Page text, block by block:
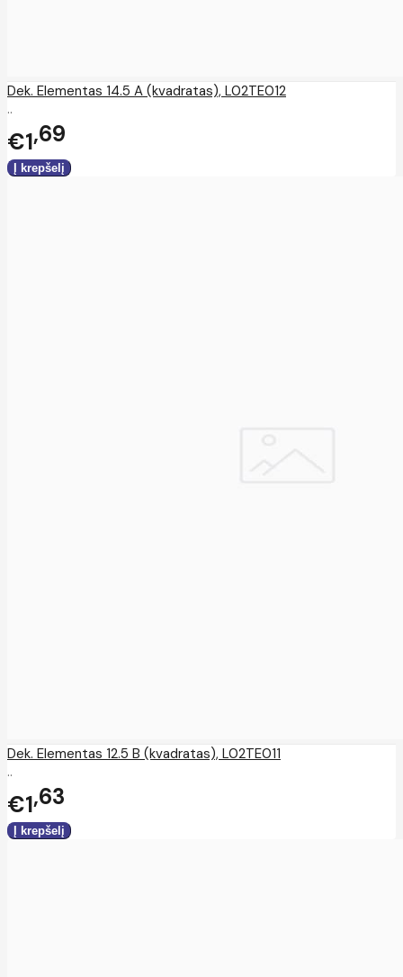
Dek. Elementas 14.5 A (kvadratas), L02TE012
..
€1 69
Dek. Elementas 12.5 B (kvadratas), L02TE011
..
€1 63